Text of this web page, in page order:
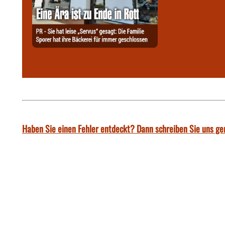
Haben Sie einen Fehler entdeckt? Dann schreiben Sie uns